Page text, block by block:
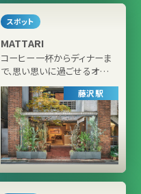
スポット
MATTARI
コーヒー一杯からディナーま
で、思い思いに過ごせるオール
デイカフェ
藤沢駅